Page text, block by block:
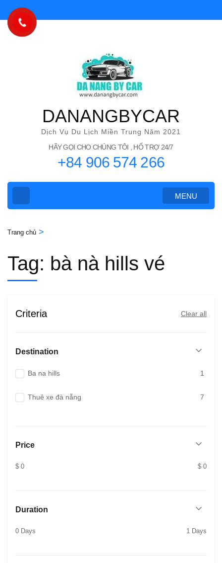
qua
DANANGBYCAR
Dịch Vụ Du Lịch Miền Trung Năm 2021
HÃY GỌI CHO CHÚNG TÔI , HỔ TRỢ 24/7
+84 906 574 266
MENU
Trang chủ >
Tag: bà nà hills vé
Criteria Clear all
Destination
Ba na hills 1
Thuê xe đà nẵng 7
Price
$ 0 $ 0
Duration
0 Days 1 Days